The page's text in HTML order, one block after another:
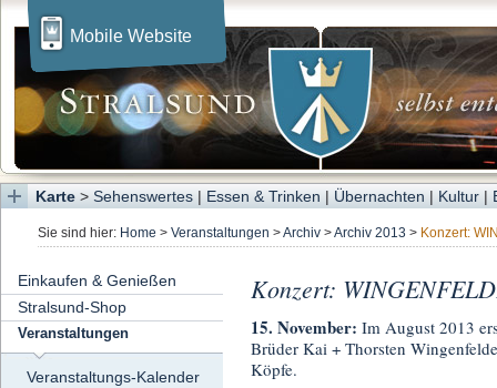
Mobile Website
Karte > Sehenswertes | Essen & Trinken | Übernachten | Kultur |
Sie sind hier: Home > Veranstaltungen >Archiv >Archiv 2013 > Konzert:
Einkaufen & Genießen
Stralsund-Shop
Veranstaltungen
Veranstaltungs-Kalender
Konzert:
15. November: Im August 2013
Brüder Kai + Thorsten
Köpfe.